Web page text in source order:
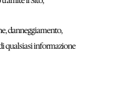
danneggiamento,
qualsiasi informazione